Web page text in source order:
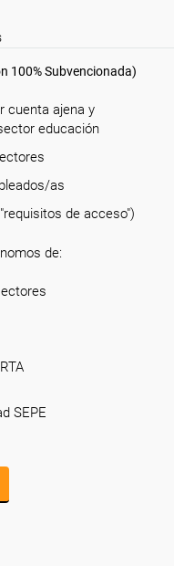
100% Subvencionada)
cuenta ajena y
educación
as
de acceso")
de:
SEPE